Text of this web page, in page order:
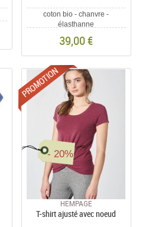
coton bio - chanvre -
élasthanne
39,00 €
Promotions
- 20%
HEMPAGE
T-shirt ajusté avec noeud